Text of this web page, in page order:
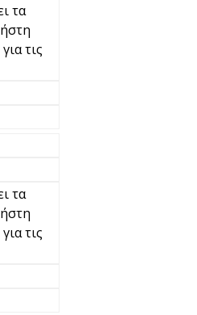
τα
τις
τα
τις